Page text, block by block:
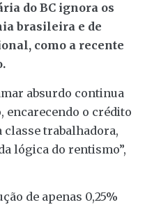
do BC ignora os
brasileira e de
como a recente
absurdo continua
encarecendo o crédito
classe trabalhadora,
lógica do rentismo”,
de apenas 0,25%